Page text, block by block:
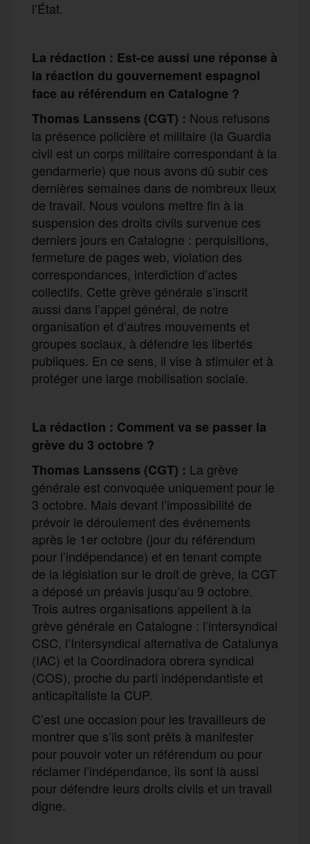
l’État.
La rédaction : Est-ce aussi une réponse à
la réaction du gouvernement espagnol
face au référendum en Catalogne ?
Thomas Lanssens (CGT) : Nous refusons
la présence policière et militaire (la Guardia
civil est un corps militaire correspondant à la
gendarmerie) que nous avons dû subir ces
dernières semaines dans de nombreux lieux
de travail. Nous voulons mettre fin à la
suspension des droits civils survenue ces
derniers jours en Catalogne : perquisitions,
fermeture de pages web, violation des
correspondances, interdiction d’actes
collectifs. Cette grève générale s’inscrit
aussi dans l’appel général, de notre
organisation et d’autres mouvements et
groupes sociaux, à défendre les libertés
publiques. En ce sens, il vise à stimuler et à
protéger une large mobilisation sociale.
La rédaction : Comment va se passer la
grève du 3 octobre ?
Thomas Lanssens (CGT) : La grève
générale est convoquée uniquement pour le
3 octobre. Mais devant l’impossibilité de
prévoir le déroulement des événements
après le 1er octobre (jour du référendum
pour l’indépendance) et en tenant compte
de la législation sur le droit de grève, la CGT
a déposé un préavis jusqu’au 9 octobre.
Trois autres organisations appellent à la
grève générale en Catalogne : l’intersyndical
CSC, l’Intersyndical alternativa de Catalunya
(IAC) et la Coordinadora obrera syndical
(COS), proche du parti indépendantiste et
anticapitaliste la CUP.
C’est une occasion pour les travailleurs de
montrer que s’ils sont prêts à manifester
pour pouvoir voter un référendum ou pour
réclamer l’indépendance, ils sont là aussi
pour défendre leurs droits civils et un travail
digne.